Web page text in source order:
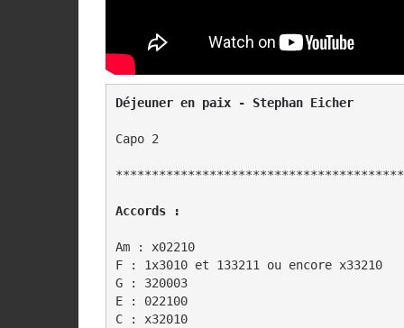
Capo 2
Accords :
Am : x02210
F : 1x3010 et 133211 ou encore x33210
G : 320003
E : 022100
C : x32010